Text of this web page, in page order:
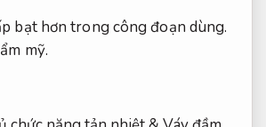
bạt hơn trong công đoạn dùng.
mỹ.